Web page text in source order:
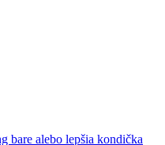
bare alebo lepšia kondička